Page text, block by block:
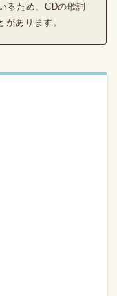
るため、CDの歌詞
あります。